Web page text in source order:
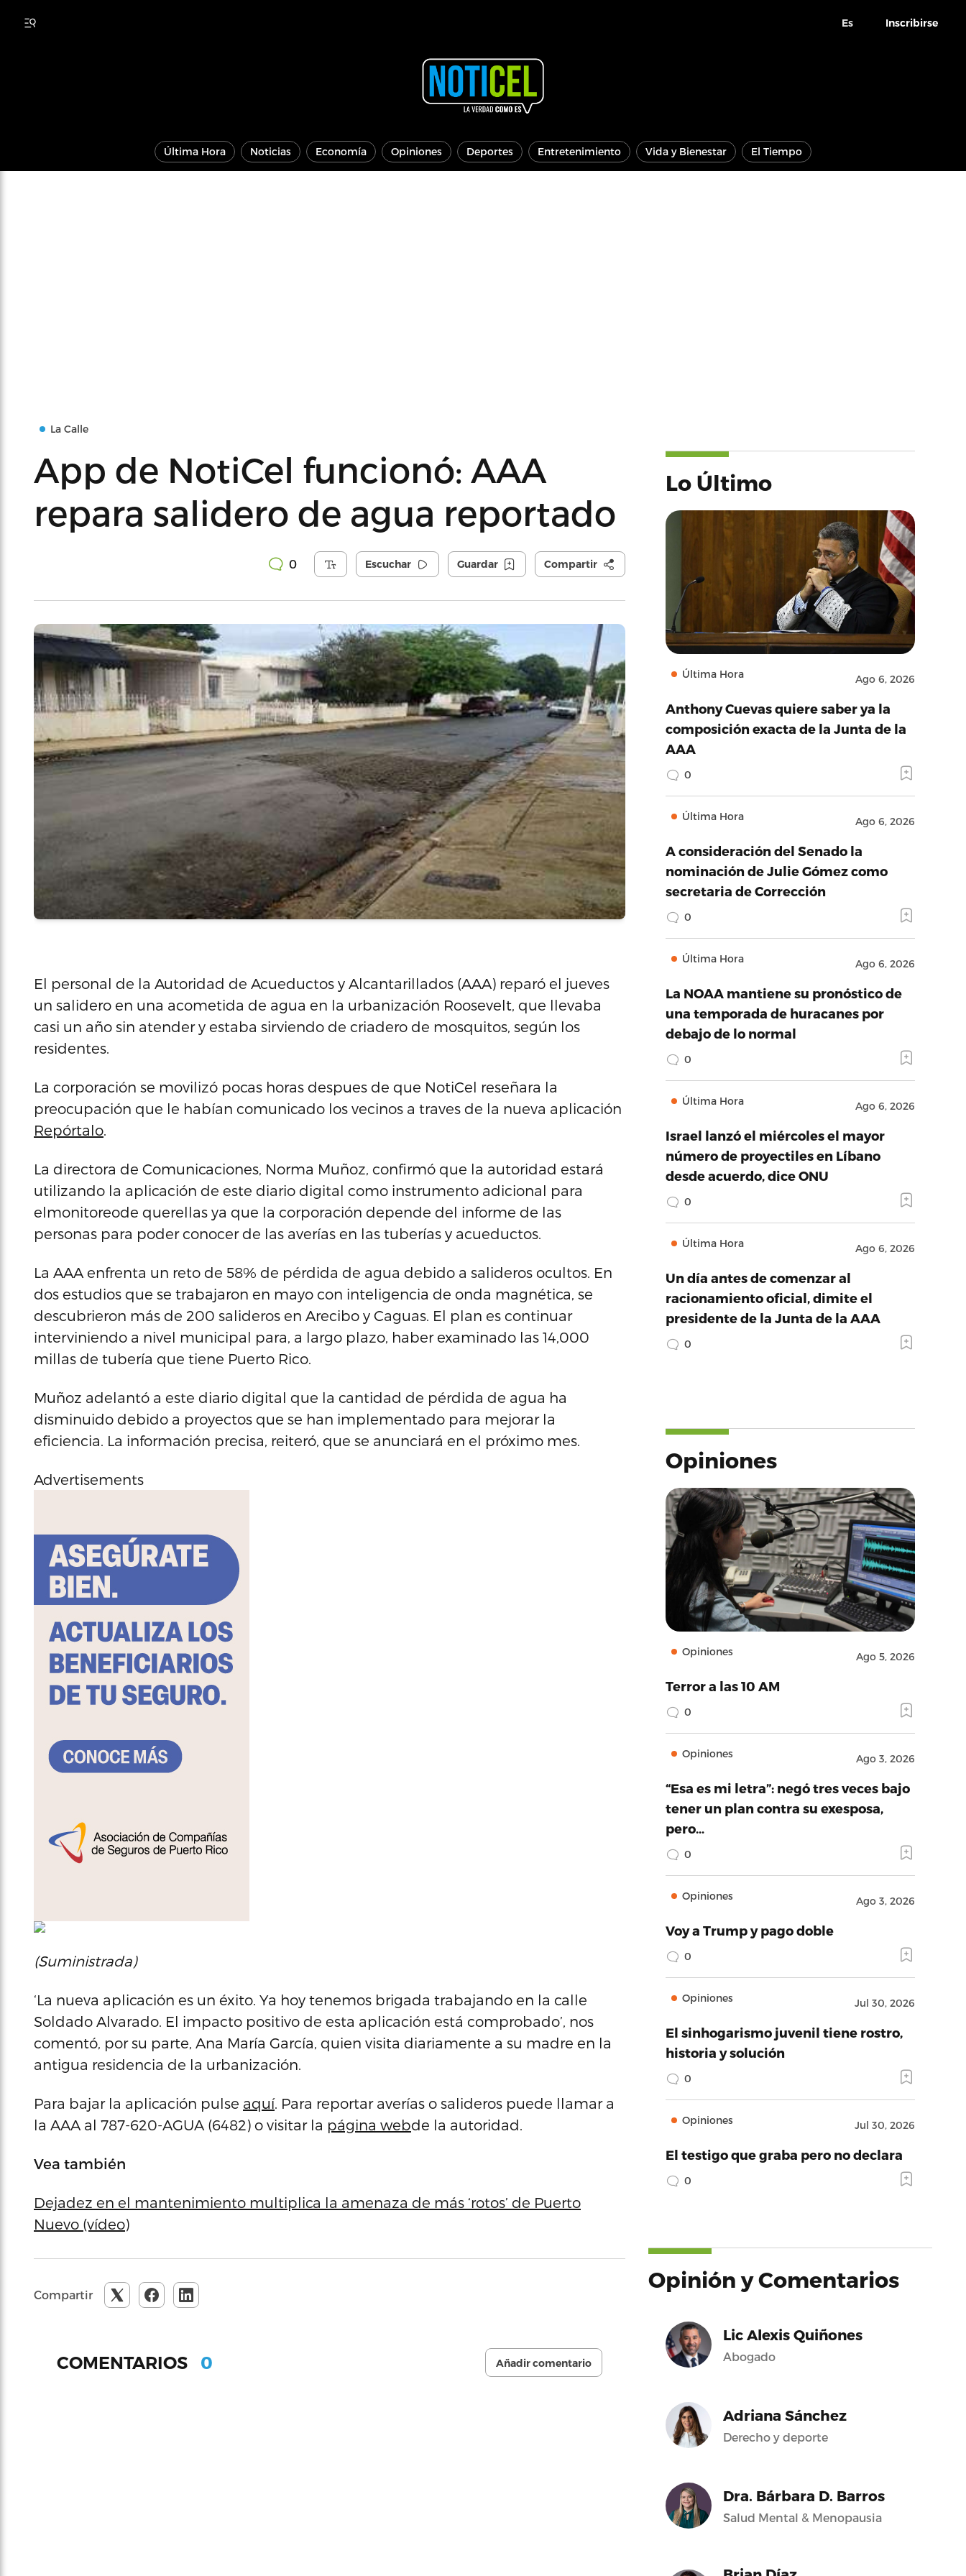
Es Inscribirse
Última Hora Noticias Economía Opiniones Deportes Entretenimiento Vida y Bienestar El Tiempo
La Calle
App de NotiCel funcionó: AAA
repara salidero de agua reportado
0 Escuchar Guardar Compartir
El personal de la Autoridad de Acueductos y Alcantarillados (AAA) reparó el jueves
un salidero en una acometida de agua en la urbanización Roosevelt, que llevaba
casi un año sin atender y estaba sirviendo de criadero de mosquitos, según los
residentes.
La corporación se movilizó pocas horas despues de que NotiCel reseñara la
preocupación que le habían comunicado los vecinos a traves de la nueva aplicación
Repórtalo.
La directora de Comunicaciones, Norma Muñoz, confirmó que la autoridad estará
utilizando la aplicación de este diario digital como instrumento adicional para
elmonitoreode querellas ya que la corporación depende del informe de las
personas para poder conocer de las averías en las tuberías y acueductos.
La AAA enfrenta un reto de 58% de pérdida de agua debido a salideros ocultos. En
dos estudios que se trabajaron en mayo con inteligencia de onda magnética, se
descubrieron más de 200 salideros en Arecibo y Caguas. El plan es continuar
interviniendo a nivel municipal para, a largo plazo, haber examinado las 14,000
millas de tubería que tiene Puerto Rico.
Muñoz adelantó a este diario digital que la cantidad de pérdida de agua ha
disminuido debido a proyectos que se han implementado para mejorar la
eficiencia. La información precisa, reiteró, que se anunciará en el próximo mes.
Advertisements
(Suministrada)
‘La nueva aplicación es un éxito. Ya hoy tenemos brigada trabajando en la calle
Soldado Alvarado. El impacto positivo de esta aplicación está comprobado’, nos
comentó, por su parte, Ana María García, quien visita diariamente a su madre en la
antigua residencia de la urbanización.
Para bajar la aplicación pulse aquí. Para reportar averías o salideros puede llamar a
la AAA al 787-620-AGUA (6482) o visitar la página webde la autoridad.
Vea también
Dejadez en el mantenimiento multiplica la amenaza de más ‘rotos’ de Puerto
Nuevo (vídeo)
Compartir
COMENTARIOS 0 Añadir comentario
Lo Último
Última Hora Ago 6, 2026
Anthony Cuevas quiere saber ya la
composición exacta de la Junta de la
AAA
0
Última Hora Ago 6, 2026
A consideración del Senado la
nominación de Julie Gómez como
secretaria de Corrección
0
Última Hora Ago 6, 2026
La NOAA mantiene su pronóstico de
una temporada de huracanes por
debajo de lo normal
0
Última Hora Ago 6, 2026
Israel lanzó el miércoles el mayor
número de proyectiles en Líbano
desde acuerdo, dice ONU
0
Última Hora Ago 6, 2026
Un día antes de comenzar al
racionamiento oficial, dimite el
presidente de la Junta de la AAA
0
Opiniones
Opiniones Ago 5, 2026
Terror a las 10 AM
0
Opiniones Ago 3, 2026
“Esa es mi letra”: negó tres veces bajo
tener un plan contra su exesposa,
pero…
0
Opiniones Ago 3, 2026
Voy a Trump y pago doble
0
Opiniones Jul 30, 2026
El sinhogarismo juvenil tiene rostro,
historia y solución
0
Opiniones Jul 30, 2026
El testigo que graba pero no declara
0
Opinión y Comentarios
Lic Alexis Quiñones
Abogado
Adriana Sánchez
Derecho y deporte
Dra. Bárbara D. Barros
Salud Mental & Menopausia